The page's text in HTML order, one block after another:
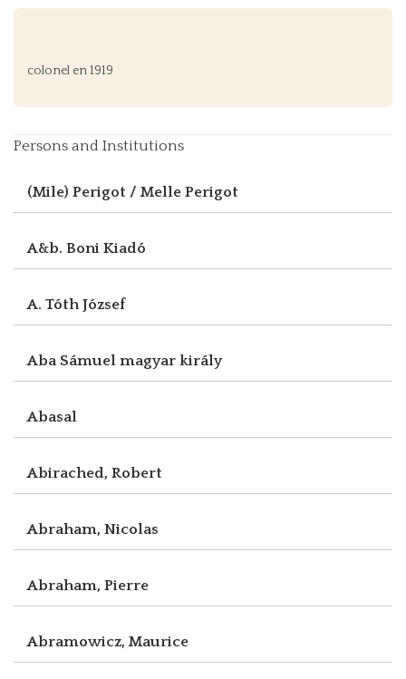
colonel en 1919
Persons and Institutions
(Mile) Perigot / Melle Perigot
A&b. Boni Kiadó
A. Tóth József
Aba Sámuel magyar király
Abasal
Abirached, Robert
Abraham, Nicolas
Abraham, Pierre
Abramowicz, Maurice